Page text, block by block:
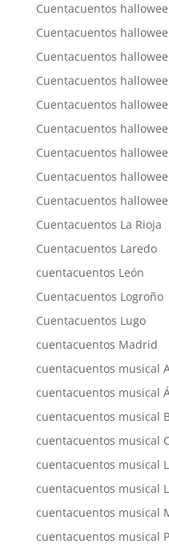
Cuentacuentos
Cuentacuentos
Cuentacuentos
Cuentacuentos
Cuentacuentos
Cuentacuentos
Cuentacuentos
Cuentacuentos
Cuentacuentos
Cuentacuentos La Rioja
Cuentacuentos Laredo
cuentacuentos León
Cuentacuentos Logroño
Cuentacuentos Lugo
cuentacuentos Madrid
cuentacuentos musical
cuentacuentos musical
cuentacuentos musical
cuentacuentos musical
cuentacuentos musical
cuentacuentos musical
cuentacuentos musical
cuentacuentos musical